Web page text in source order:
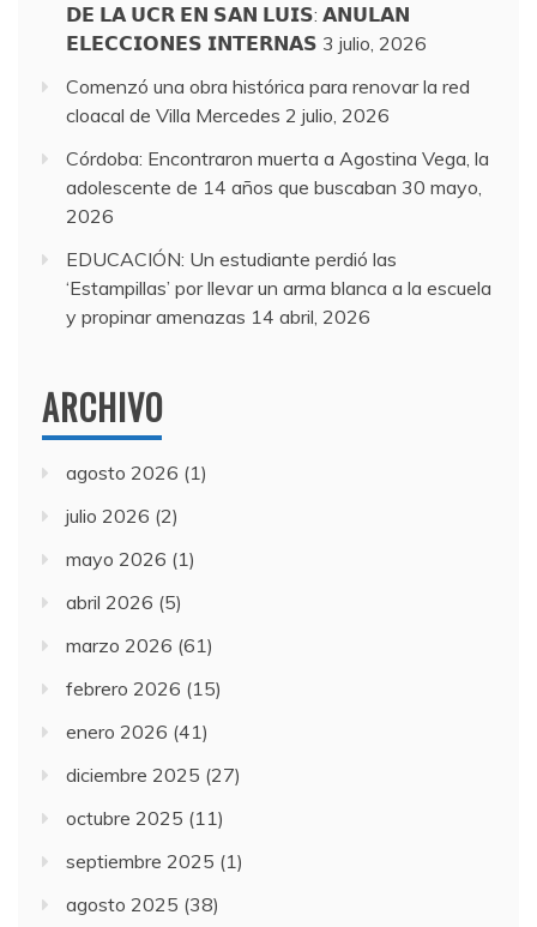
𝗗𝗘 𝗟𝗔 𝗨𝗖𝗥 𝗘𝗡 𝗦𝗔𝗡 𝗟𝗨𝗜𝗦: 𝗔𝗡𝗨𝗟𝗔𝗡
𝗘𝗟𝗘𝗖𝗖𝗜𝗢𝗡𝗘𝗦 𝗜𝗡𝗧𝗘𝗥𝗡𝗔𝗦 3 julio, 2026
Comenzó una obra histórica para renovar la red
cloacal de Villa Mercedes 2 julio, 2026
Córdoba: Encontraron muerta a Agostina Vega, la
adolescente de 14 años que buscaban 30 mayo,
2026
EDUCACIÓN: Un estudiante perdió las
‘Estampillas’ por llevar un arma blanca a la escuela
y propinar amenazas 14 abril, 2026
ARCHIVO
agosto 2026 (1)
julio 2026 (2)
mayo 2026 (1)
abril 2026 (5)
marzo 2026 (61)
febrero 2026 (15)
enero 2026 (41)
diciembre 2025 (27)
octubre 2025 (11)
septiembre 2025 (1)
agosto 2025 (38)